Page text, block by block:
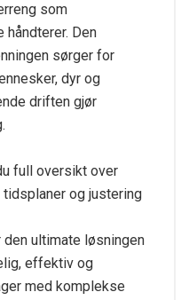
som
Den
sørger for
dyr og
driften gjør
full oversikt over
og justering
den ultimate løsningen
effektiv og
med komplekse